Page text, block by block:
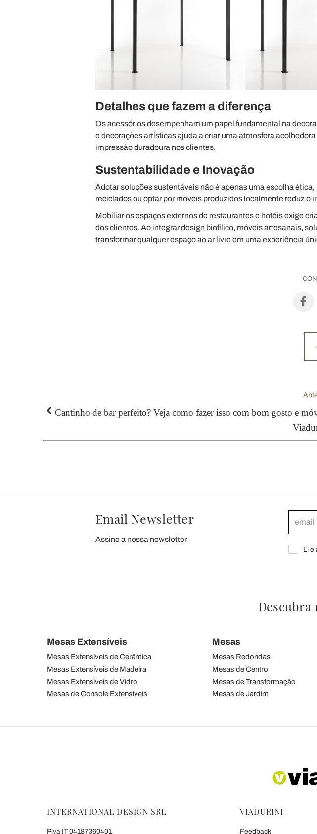
Detalhes que fazem a diferença
Os acessórios desempenham um papel fundamental na
e decorações artísticas ajuda a criar uma atmosfera
impressão duradoura nos clientes.
Sustentabilidade e Inovação
Adotar soluções sustentáveis não é apenas uma escolha
reciclados ou optar por móveis produzidos localmente reduz o
Mobiliar os espaços externos de restaurantes e hotéis exige
dos clientes. Ao integrar design biofílico, móveis artesanais,
transformar qualquer espaço ao ar livre em uma experiência
Cantinho de bar perfeito? Veja como fazer isso com bom gosto e
Email Newsletter
Assine a nossa newsletter
Li e
Descubra
Mesas Extensíveis
Mesas Extensíveis de Cerâmica
Mesas Extensíveis de Madeira
Mesas Extensíveis de Vidro
Mesas de Console Extensíveis
Mesas
Mesas Redondas
Mesas de Centro
Mesas de Transformação
Mesas de Jardim
INTERNATIONAL DESIGN SRL
Piva IT 04187360401
VIADURINI
Feedback